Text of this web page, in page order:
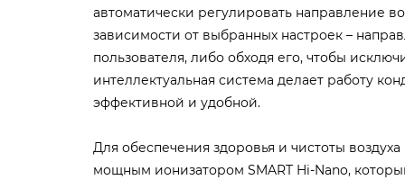
автоматически регулировать направление
зависимости от выбранных настроек –
пользователя, либо обходя его, чтобы
интеллектуальная система делает работу
эффективной и удобной.
Для обеспечения здоровья и чистоты
мощным ионизатором SMART Hi-Nano,